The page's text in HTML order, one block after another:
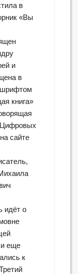
в
«Вы
и
в
книга»
Цифровых
сайте
идёт о
еще
к